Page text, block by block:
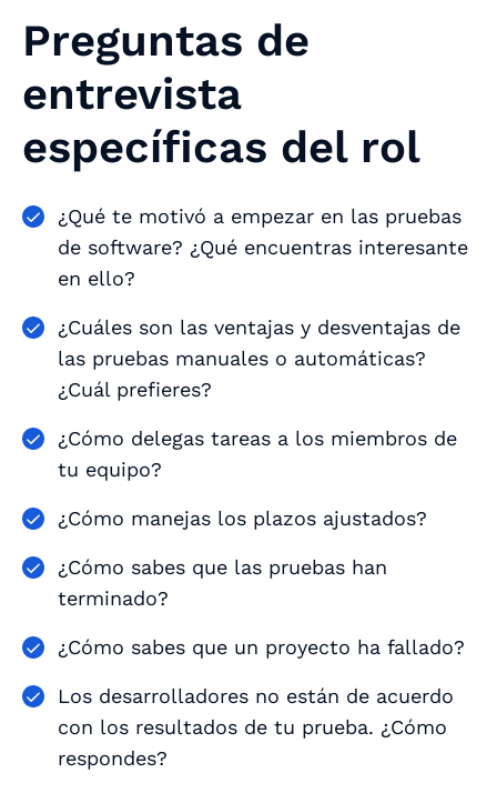
Preguntas de
entrevista
específicas del rol
¿Qué te motivó a empezar en las pruebas
de software? ¿Qué encuentras interesante
en ello?
¿Cuáles son las ventajas y desventajas de
las pruebas manuales o automáticas?
¿Cuál prefieres?
¿Cómo delegas tareas a los miembros de
tu equipo?
¿Cómo manejas los plazos ajustados?
¿Cómo sabes que las pruebas han
terminado?
¿Cómo sabes que un proyecto ha fallado?
Los desarrolladores no están de acuerdo
con los resultados de tu prueba. ¿Cómo
respondes?